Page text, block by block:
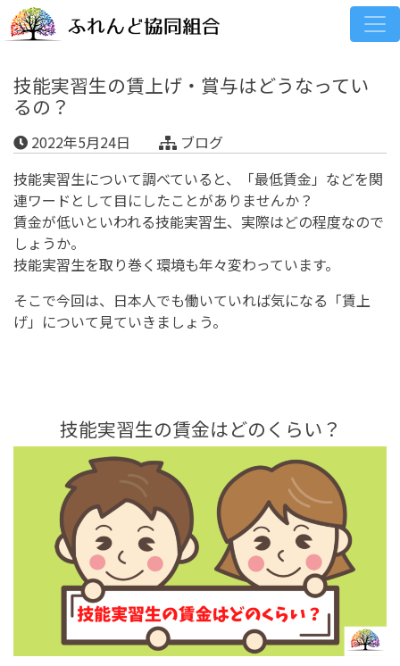
技能実習生の賃上げ・賞与はどうなってい
るの？
2022年5月24日
ブログ
技能実習生について調べていると、「最低賃金」などを関
連ワードとして目にしたことがありませんか？
賃金が低いといわれる技能実習生、実際はどの程度なので
しょうか。
技能実習生を取り巻く環境も年々変わっています。
そこで今回は、日本人でも働いていれば気になる「賃上
げ」について見ていきましょう。
技能実習生の賃金はどのくらい？